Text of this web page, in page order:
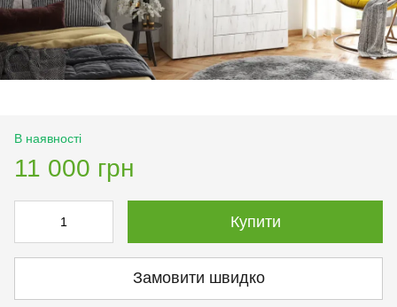
В наявності
11 000 грн
Купити
Замовити швидко